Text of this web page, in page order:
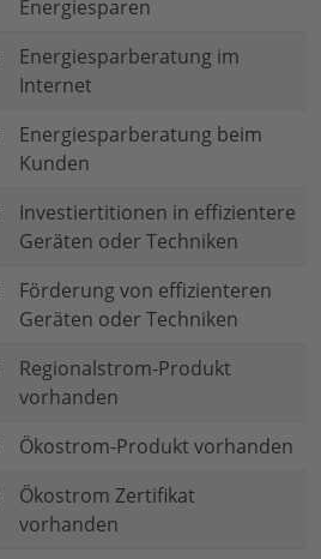
Energiesparen
Energiesparberatung im
Internet
Energiesparberatung beim
Kunden
Investiertitionen in effizientere
Geräten oder Techniken
Förderung von effizienteren
Geräten oder Techniken
Regionalstrom-Produkt
vorhanden
Ökostrom-Produkt vorhanden
Ökostrom Zertifikat
vorhanden